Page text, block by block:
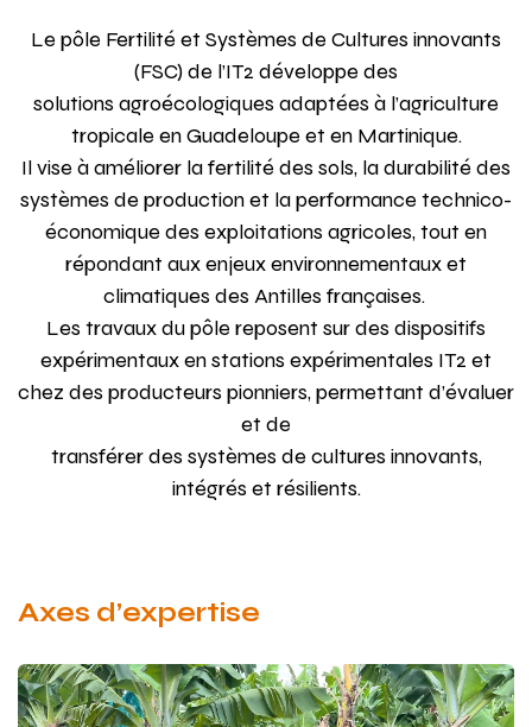
Le pôle Fertilité et Systèmes de Cultures innovants
(FSC) de l’IT2 développe des
solutions agroécologiques adaptées à l’agriculture
tropicale en Guadeloupe et en Martinique.
Il vise à améliorer la fertilité des sols, la durabilité des
systèmes de production et la performance technico-
économique des exploitations agricoles, tout en
répondant aux enjeux environnementaux et
climatiques des Antilles françaises.
Les travaux du pôle reposent sur des dispositifs
expérimentaux en stations expérimentales IT2 et
chez des producteurs pionniers, permettant d’évaluer
et de
transférer des systèmes de cultures innovants,
intégrés et résilients.
Axes d’expertise